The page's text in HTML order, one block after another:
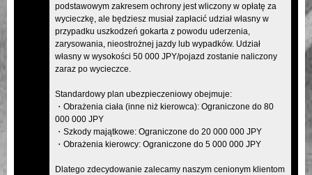
podstawowym zakresem ochrony jest wliczony w opłatę za
wycieczkę, ale będziesz musiał zapłacić udział własny w
przypadku uszkodzeń gokarta z powodu uderzenia,
zarysowania, nieostrożnej jazdy lub wypadków. Udział
własny w wysokości 50 000 JPY/pojazd zostanie naliczony
zaraz po wycieczce.
Standardowy plan ubezpieczeniowy obejmuje:
・Obrażenia ciała (inne niż kierowca): Ograniczone do 80
000 000 JPY
・Szkody majątkowe: Ograniczone do 20 000 000 JPY
・Obrażenia kierowcy: Ograniczone do 5 000 000 JPY
Dlatego zdecydowanie zalecamy naszym cenionym klientom